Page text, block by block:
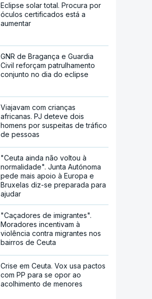
Eclipse solar total. Procura por
óculos certificados está a
aumentar
GNR de Bragança e Guardia
Civil reforçam patrulhamento
conjunto no dia do eclipse
Viajavam com crianças
africanas. PJ deteve dois
homens por suspeitas de tráfico
de pessoas
"Ceuta ainda não voltou à
normalidade". Junta Autónoma
pede mais apoio à Europa e
Bruxelas diz-se preparada para
ajudar
"Caçadores de imigrantes".
Moradores incentivam à
violência contra migrantes nos
bairros de Ceuta
Crise em Ceuta. Vox usa pactos
com PP para se opor ao
acolhimento de menores